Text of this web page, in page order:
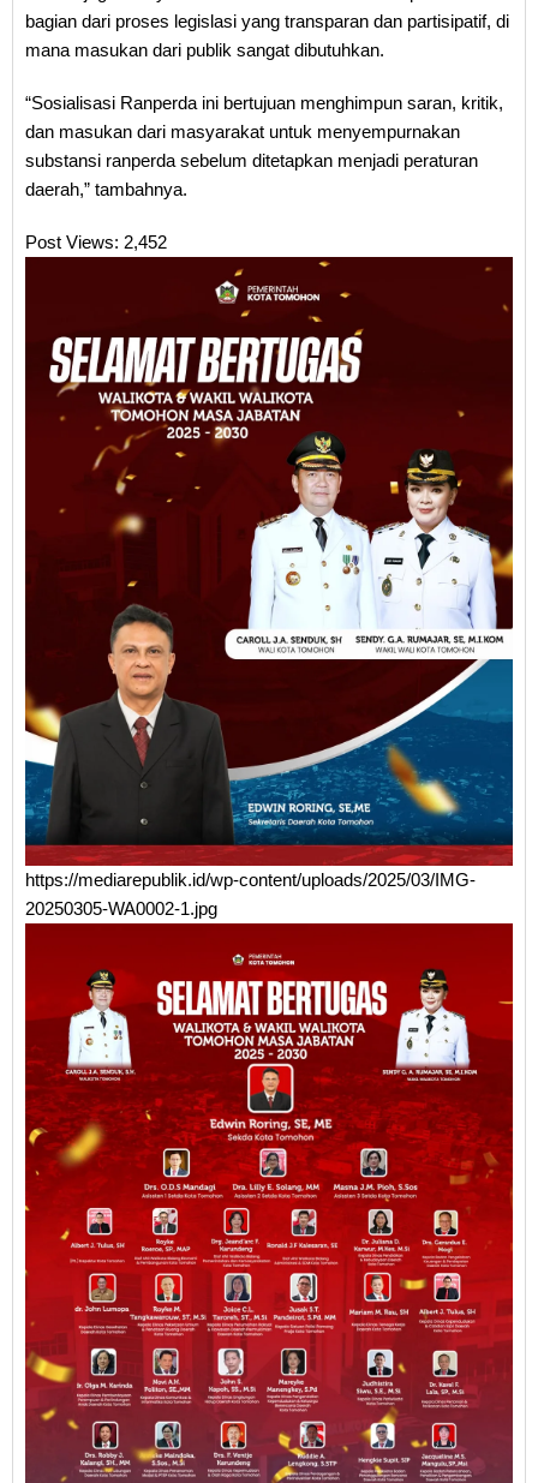
bagian dari proses legislasi yang transparan dan partisipatif, di
mana masukan dari publik sangat dibutuhkan.
“Sosialisasi Ranperda ini bertujuan menghimpun saran, kritik,
dan masukan dari masyarakat untuk menyempurnakan
substansi ranperda sebelum ditetapkan menjadi peraturan
daerah,” tambahnya.
Post Views: 2,452
https://mediarepublik.id/wp-content/uploads/2025/03/IMG-
20250305-WA0002-1.jpg